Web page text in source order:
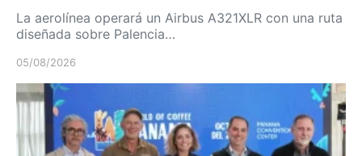
La aerolínea operará un Airbus A321XLR con una ruta
diseñada sobre Palencia…
05/08/2026